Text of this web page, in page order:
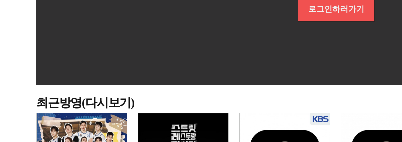
로그인하러가기
최근방영(다시보기)